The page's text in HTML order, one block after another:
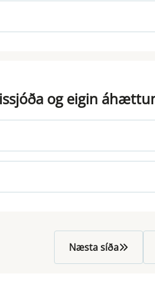
og eigin
Næsta síða